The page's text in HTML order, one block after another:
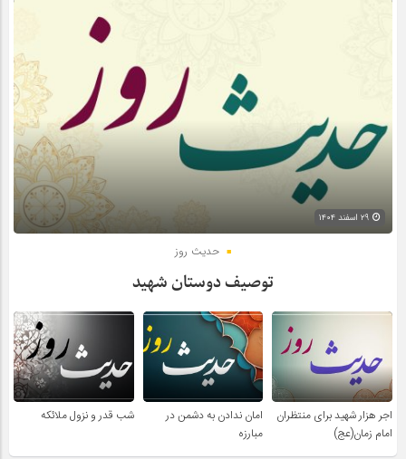
حدیث روز
توصیف دوستان شهید
اجر هزار شهید برای منتظران
امام زمان(عج)
امان ندادن به دشمن در
مبارزه
شب قدر و نزول ملائکه